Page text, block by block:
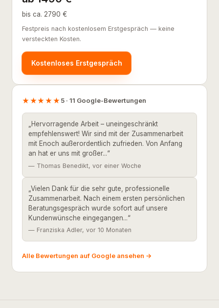
bis ca. 2790 €
Festpreis nach kostenlosem Erstgespräch — keine
versteckten Kosten.
Kostenloses Erstgespräch
★★★★★5 · 11 Google-Bewertungen
„Hervorragende Arbeit – uneingeschränkt
empfehlenswert! Wir sind mit der Zusammenarbeit
mit Enoch außerordentlich zufrieden. Von Anfang
an hat er uns mit großer...“
— Thomas Benedikt, vor einer Woche
„Vielen Dank für die sehr gute, professionelle
Zusammenarbeit. Nach einem ersten persönlichen
Beratungsgespräch wurde sofort auf unsere
Kundenwünsche eingegangen...“
— Franziska Adler, vor 10 Monaten
Alle Bewertungen auf Google ansehen →